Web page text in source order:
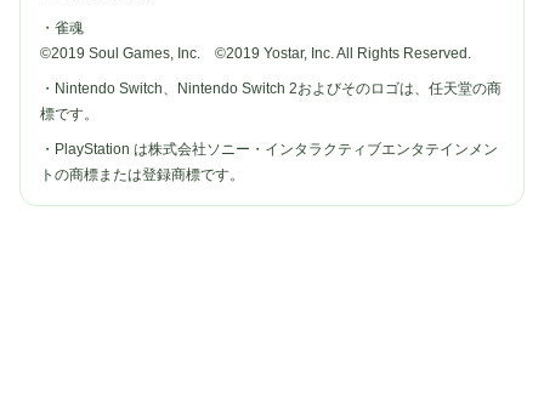
・雀魂
©2019 Soul Games, Inc. ©2019 Yostar, Inc. All Rights Reserved.
・Nintendo Switch、Nintendo Switch 2およびそのロゴは、任天堂の商
標です。
・PlayStation は株式会社ソニー・インタラクティブエンタテインメン
トの商標または登録商標です。